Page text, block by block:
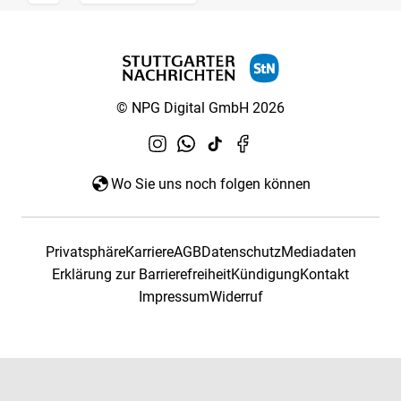
© NPG Digital GmbH 2026
Wo Sie uns noch folgen können
PrivatsphäreKarriereAGBDatenschutzMediadaten
Erklärung zur BarrierefreiheitKündigungKontakt
ImpressumWiderruf